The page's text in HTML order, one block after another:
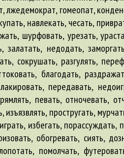
лжедемократ, гомеопат,
навлекать, чесать,
шурфовать, урезать,
залатать, недодать,
сокрушать, разгулять,
благодать,
передавать,
певать, отночевать,
простругать,
избегать, порассуждать,
обогревать, сиять,
помолчать,